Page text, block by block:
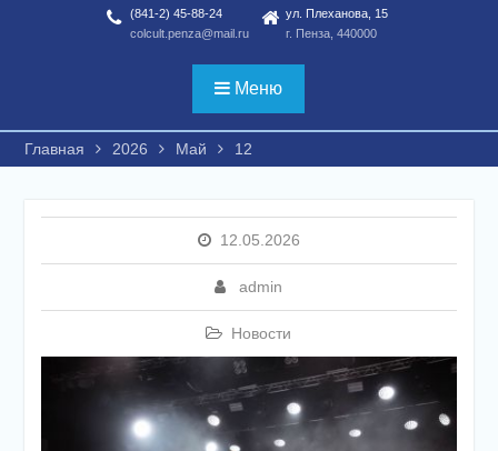
(841-2) 45-88-24
colcult.penza@mail.ru
ул. Плеханова, 15
г. Пенза, 440000
Меню
Главная 2026 Май 12
12.05.2026
admin
Новости